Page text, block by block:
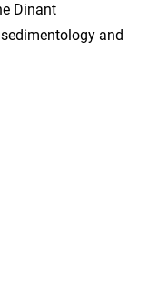
Dinant
and